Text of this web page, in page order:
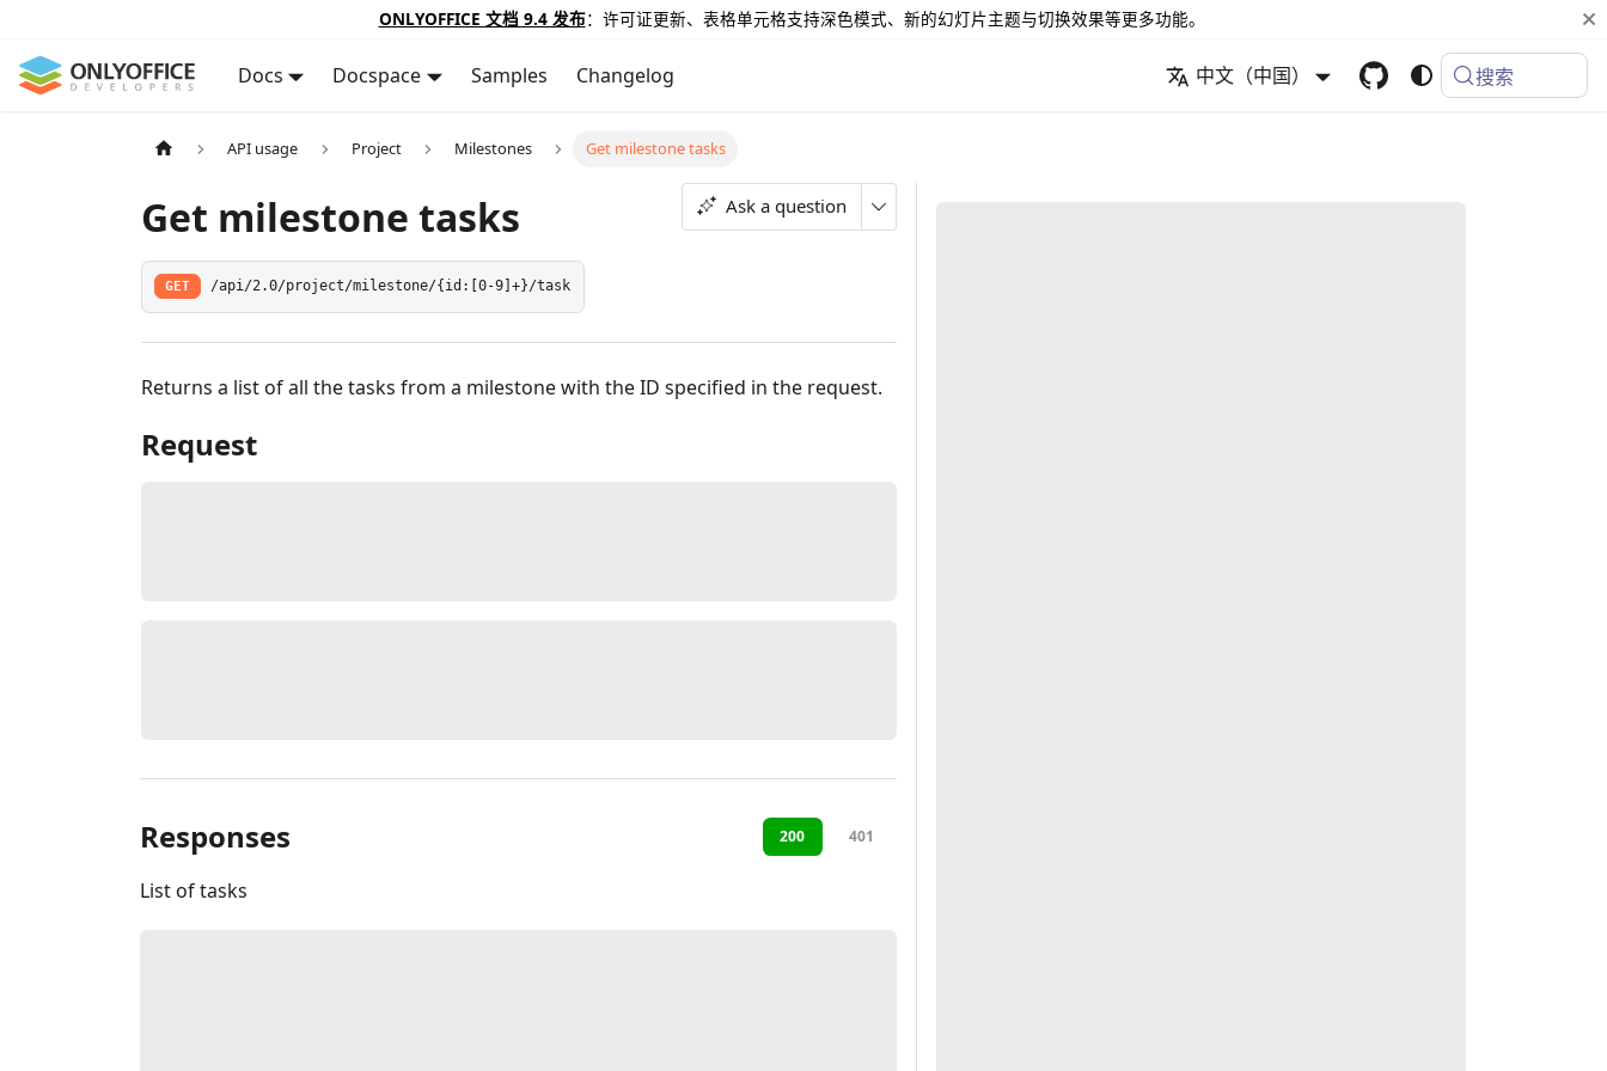
ONLYOFFICE 文档 9.4 发布：许可证更新、表格单元格支持深色模式、新的幻灯片主题与切换效果等更多功能。
Docs Docspace Samples Changelog 中文（中国） 搜索
API usage Project Milestones Get milestone tasks
Get milestone tasks Ask a question
GET /api/2.0/project/milestone/{id:[0-9]+}/task
Returns a list of all the tasks from a milestone with the ID specified in the request.
Request
Responses 200 401
List of tasks